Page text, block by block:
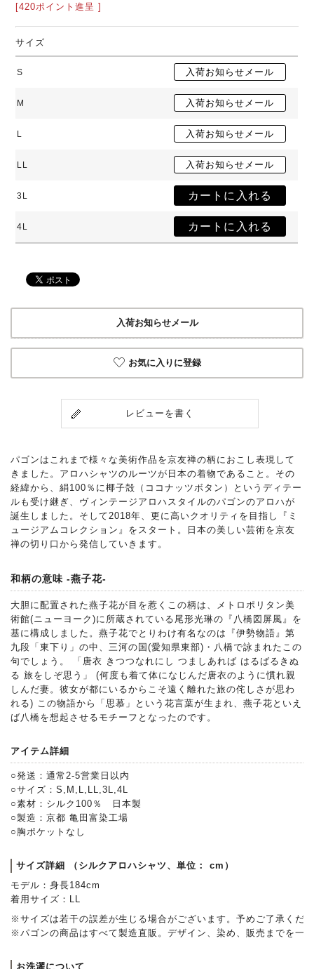
[420ポイント進呈 ]
サイズ
S
M
L
LL
3L
4L
入荷お知らせメール
お気に入りに登録
レビューを書く
パゴンはこれまで様々な美術作品を京友禅の柄におこし表現して
きました。アロハシャツのルーツが日本の着物であること。その
経緯から、絹100％に椰子殻（ココナッツボタン）というディテー
ルも受け継ぎ、ヴィンテージアロハスタイルのパゴンのアロハが
誕生しました。そして2018年、更に高いクオリティを目指し『ミ
ュージアムコレクション』をスタート。日本の美しい芸術を京友
禅の切り口から発信していきます。
和柄の意味 -燕子花-
大胆に配置された燕子花が目を惹くこの柄は、メトロポリタン美
術館(ニューヨーク)に所蔵されている尾形光琳の『八橋図屏風』を
基に構成しました。燕子花でとりわけ有名なのは『伊勢物語』第
九段「東下り」の中、三河の国(愛知県東部)・八橋で詠まれたこの
句でしょう。 「唐衣 きつつなれにし つましあれば はるばるきぬ
る 旅をしぞ思う」 (何度も着て体になじんだ唐衣のように慣れ親
しんだ妻。彼女が都にいるからこそ遠く離れた旅の侘しさが思わ
れる) この物語から「思慕」という花言葉が生まれ、燕子花といえ
ば八橋を想起させるモチーフとなったのです。
アイテム詳細
○発送：通常2-5営業日以内
○サイズ：S,M,L,LL,3L,4L
○素材：シルク100％ 日本製
○製造：京都 亀田富染工場
○胸ポケットなし
サイズ詳細 （シルクアロハシャツ、単位： cm）
モデル：身長184cm
着用サイズ：LL
※サイズは若干の誤差が生じる場合がございます。予めご了承くだ
※パゴンの商品はすべて製造直販。デザイン、染め、販売までを一
お洗濯について